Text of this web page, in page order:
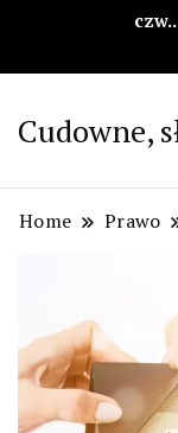
Cudowne,
Home Prawo